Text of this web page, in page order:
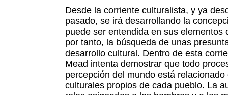
Desde la corriente culturalista, y ya
pasado, se irá desarrollando la
puede ser entendida en sus elementos
por tanto, la búsqueda de unas
desarrollo cultural. Dentro de esta
Mead intenta demostrar que todo
percepción del mundo está
culturales propios de cada pueblo. La